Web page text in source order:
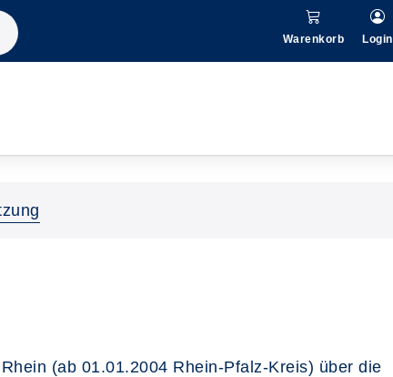
Warenkorb Login
(ab 01.01.2004 Rhein-Pfalz-Kreis) über die